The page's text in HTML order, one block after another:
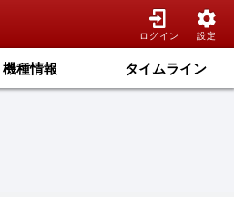
ログイン 設定
機種情報 タイムライン